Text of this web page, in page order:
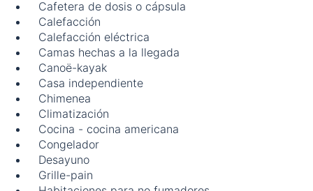
Cafetera de dosis o cápsula
Calefacción
Calefacción eléctrica
Camas hechas a la llegada
Canoë-kayak
Casa independiente
Chimenea
Climatización
Cocina - cocina americana
Congelador
Desayuno
Grille-pain